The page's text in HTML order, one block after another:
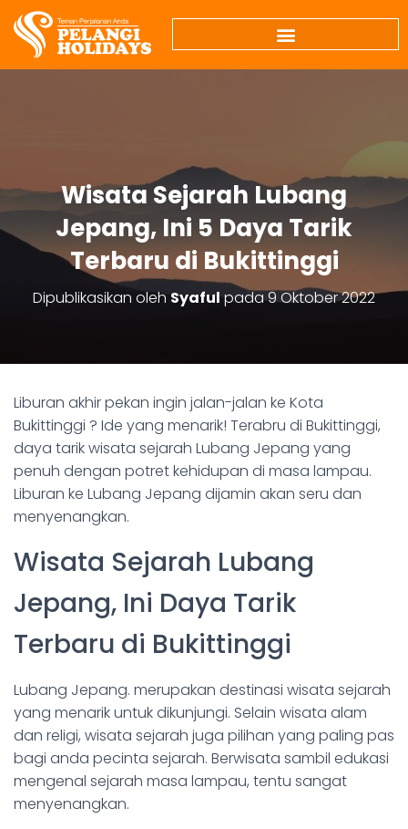
Wisata Sejarah Lubang
Jepang, Ini 5 Daya Tarik
Terbaru di Bukittinggi
Dipublikasikan oleh Syafulpada9 Oktober 2022
Liburan akhir pekan ingin jalan-jalan ke Kota
Bukittinggi ? Ide yang menarik! Terabru di Bukittinggi,
daya tarik wisata sejarah Lubang Jepang yang
penuh dengan potret kehidupan di masa lampau.
Liburan ke Lubang Jepang dijamin akan seru dan
menyenangkan.
Wisata Sejarah Lubang
Jepang, Ini Daya Tarik
Terbaru di Bukittinggi
Lubang Jepang. merupakan destinasi wisata sejarah
yang menarik untuk dikunjungi. Selain wisata alam
dan religi, wisata sejarah juga pilihan yang paling pas
bagi anda pecinta sejarah. Berwisata sambil edukasi
mengenal sejarah masa lampau, tentu sangat
menyenangkan.